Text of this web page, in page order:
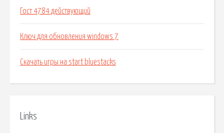
Гост 4784 действующий
Ключ для обновления windows 7
Скачать игры на start bluestacks
Links